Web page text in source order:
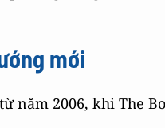
mới
năm 2006, khi The